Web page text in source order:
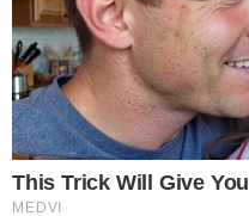
no Instagram e a perfis
ser vítima de
parlamentar.
“Luto por uma causa
que acham que é inútil
Thanandra, elencando
como a implementação de
a luta pelo hospital